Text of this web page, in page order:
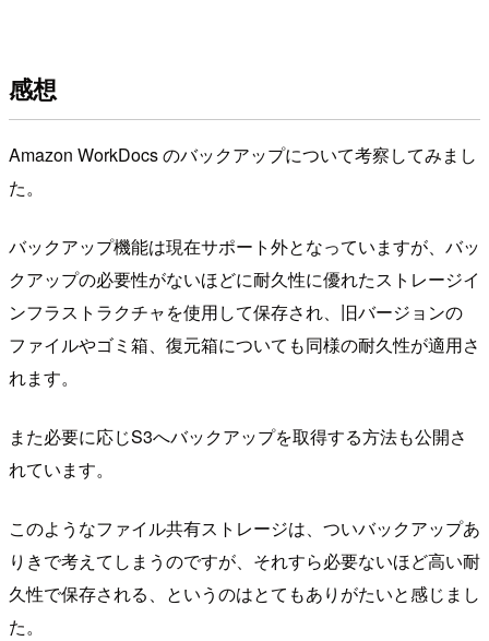
感想
Amazon WorkDocs のバックアップについて考察してみまし
た。
バックアップ機能は現在サポート外となっていますが、バッ
クアップの必要性がないほどに耐久性に優れたストレージイ
ンフラストラクチャを使用して保存され、旧バージョンの
ファイルやゴミ箱、復元箱についても同様の耐久性が適用さ
れます。
また必要に応じS3へバックアップを取得する方法も公開さ
れています。
このようなファイル共有ストレージは、ついバックアップあ
りきで考えてしまうのですが、それすら必要ないほど高い耐
久性で保存される、というのはとてもありがたいと感じまし
た。